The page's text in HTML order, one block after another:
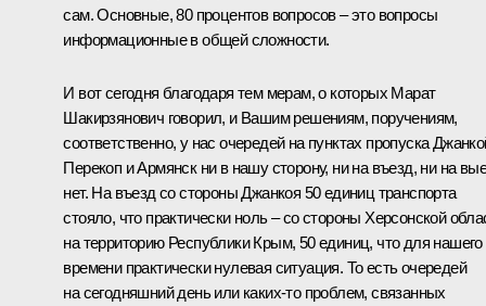
сам. Основные, 80 процентов вопросов – это вопросы
информационные в общей сложности.
И вот сегодня благодаря тем мерам, о которых Марат
Шакирзянович говорил, и Вашим решениям, поручениям,
соответственно, у нас очередей на пунктах пропуска
Перекоп и Армянск ни в нашу сторону, ни на въезд, ни на
нет. На въезд со стороны Джанкоя 50 единиц транспорта
стояло, что практически ноль – со стороны Херсонской
на территорию Республики Крым, 50 единиц, что для нашего
времени практически нулевая ситуация. То есть очередей
на сегодняшний день или каких-то проблем, связанных